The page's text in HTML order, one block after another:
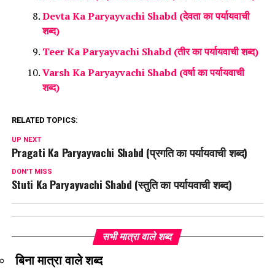
Devta Ka Paryayvachi Shabd (देवता का पर्यायवाची
शब्द)
Teer Ka Paryayvachi Shabd (तीर का पर्यायवाची शब्द)
Varsh Ka Paryayvachi Shabd (वर्षा का पर्यायवाची
शब्द)
RELATED TOPICS:
UP NEXT
Pragati Ka Paryayvachi Shabd (प्रगति का पर्यायवाची शब्द)
DON'T MISS
Stuti Ka Paryayvachi Shabd (स्तुति का पर्यायवाची शब्द)
सभी मात्रा वाले शब्द
बिना मात्रा वाले शब्द